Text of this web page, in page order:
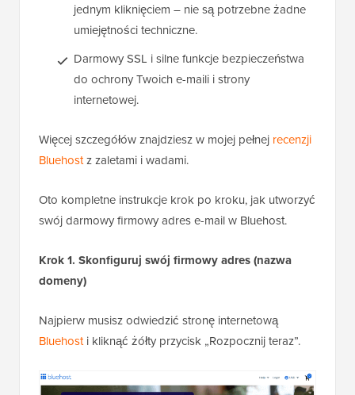
jednym kliknięciem – nie są potrzebne żadne
umiejętności techniczne.
Darmowy SSL i silne funkcje bezpieczeństwa
do ochrony Twoich e-maili i strony
internetowej.
Więcej szczegółów znajdziesz w mojej pełnej recenzji
Bluehostz zaletami i wadami.
Oto kompletne instrukcje krok po kroku, jak utworzyć
swój darmowy firmowy adres e-mail w Bluehost.
Krok 1. Skonfiguruj swój firmowy adres (nazwa
domeny)
Najpierw musisz odwiedzić stronę internetową
Bluehosti kliknąć żółty przycisk „Rozpocznij teraz”.